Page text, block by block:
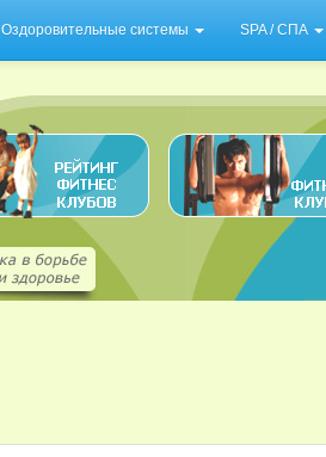
Оздоровительные системы SPA / СПА